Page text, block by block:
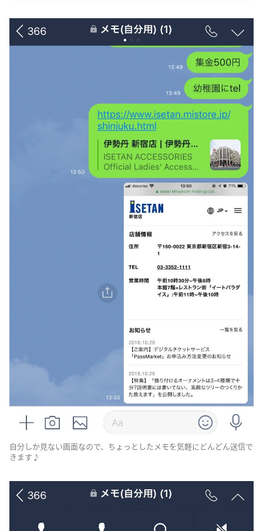
自分しか見ない画面なので、ちょっとしたメモを気軽にどんどん送信で
きます♪